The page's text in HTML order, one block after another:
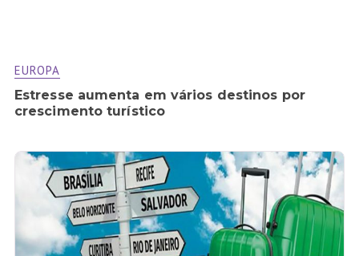
EUROPA
Estresse aumenta em vários destinos por
crescimento turístico